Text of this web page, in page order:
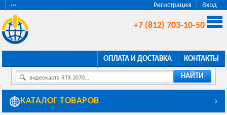
Регистрация Вход
···
+7 (812) 703-10-50
ОПЛАТА И ДОСТАВКА КОНТАКТЫ
видеокарта RTX 3070... НАЙТИ
КАТАЛОГ ТОВАРОВ ›